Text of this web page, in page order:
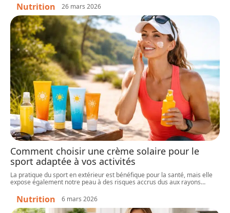
Nutrition 26 mars 2026
Comment choisir une crème solaire pour le
sport adaptée à vos activités
La pratique du sport en extérieur est bénéfique pour la santé, mais elle
expose également notre peau à des risques accrus dus aux rayons…
Nutrition 6 mars 2026